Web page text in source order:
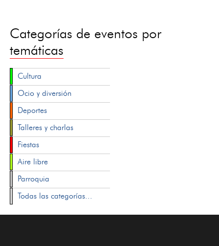
Categorías de eventos por
temáticas
Cultura
Ocio y diversión
Deportes
Talleres y charlas
Fiestas
Aire libre
Parroquia
Todas las categorías...